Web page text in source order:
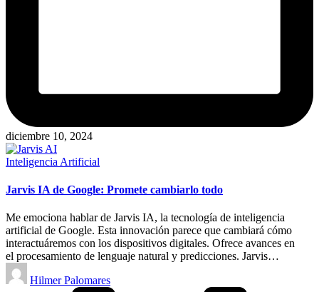
diciembre 10, 2024
Publicado
Inteligencia Artificial
Jarvis IA de Google: Promete cambiarlo todo
Me emociona hablar de Jarvis IA, la tecnología de inteligencia
artificial de Google. Esta innovación parece que cambiará cómo
interactuáremos con los dispositivos digitales. Ofrece avances en
el procesamiento de lenguaje natural y predicciones. Jarvis…
Publicado
por
Hilmer Palomares